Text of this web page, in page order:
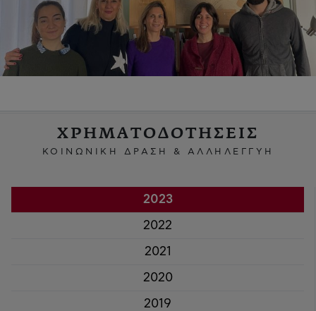
ΧΡΗΜΑΤΟΔΟΤΗΣΕΙΣ
ΚΟΙΝΩΝΙΚΗ ΔΡΑΣΗ & ΑΛΛΗΛΕΓΓΥΗ
2023
2022
2021
2020
2019